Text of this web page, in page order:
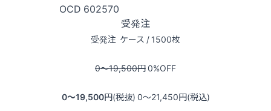
OCD 602570
受発注
受発注 ケース / 1500枚
0〜19,500円0%OFF
0〜19,500円(税抜) 0〜21,450円(税込)